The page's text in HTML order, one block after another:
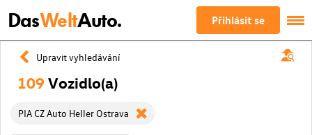
DasWeltAuto. Přihlásit se
Upravit vyhledávání
109 Vozidlo(a)
PIA CZ Auto Heller Ostrava